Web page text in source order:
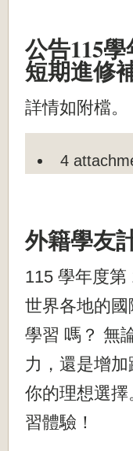
公告115
短期進修
詳情如附檔。
4
外籍學友
115 學年度
世界各地的
學習 嗎？ 無
力，還是增
你的理想選
習體驗！